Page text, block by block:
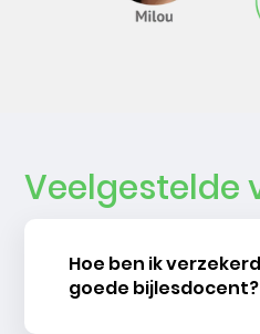
Veelgestelde
Hoe ben ik
goede bijlesdocent?